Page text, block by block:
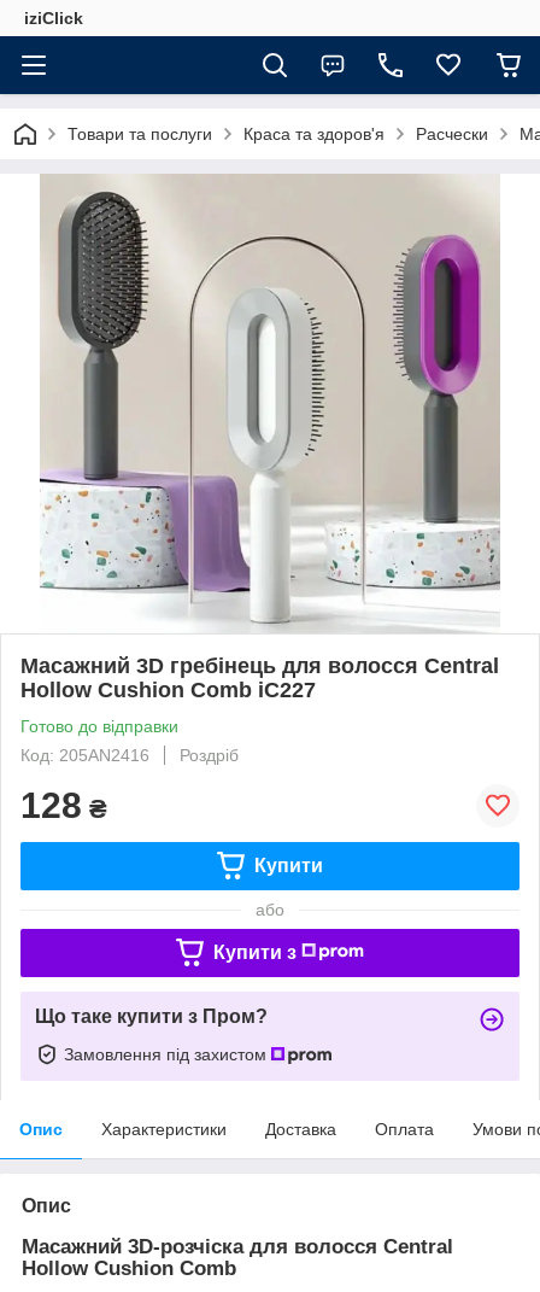
iziClick
Товари та послуги Краса та здоров'я Расчески
Масажний 3D гребінець для волосся Central
Hollow Cushion Comb iC227
Готово до відправки
Код: 205AN2416
Роздріб
128 ₴
Купити
або
Купити з
Що таке купити з Пром?
Замовлення під захистом
Опис Характеристики Доставка Оплата Умови
Опис
Масажний 3D-розчіска для волосся Central
Hollow Cushion Comb